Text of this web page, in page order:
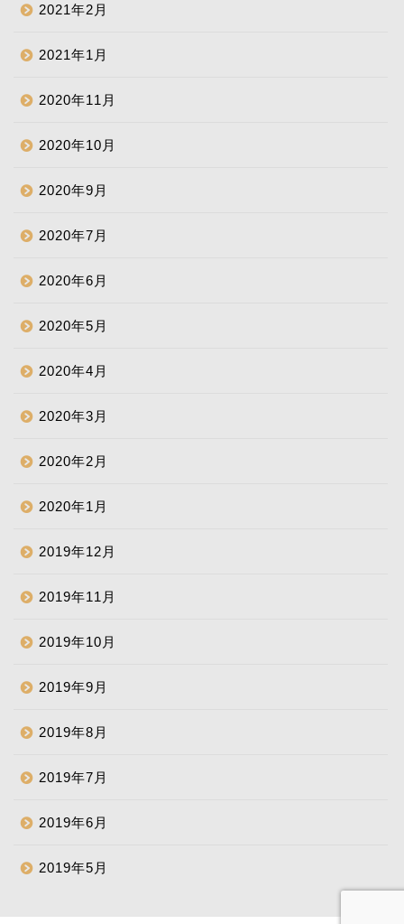
2021年2月
2021年1月
2020年11月
2020年10月
2020年9月
2020年7月
2020年6月
2020年5月
2020年4月
2020年3月
2020年2月
2020年1月
2019年12月
2019年11月
2019年10月
2019年9月
2019年8月
2019年7月
2019年6月
2019年5月